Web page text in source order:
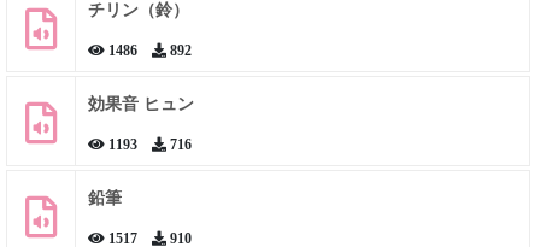
チリン（鈴）
1486 892
効果音 ヒュン
1193 716
鉛筆
1517 910